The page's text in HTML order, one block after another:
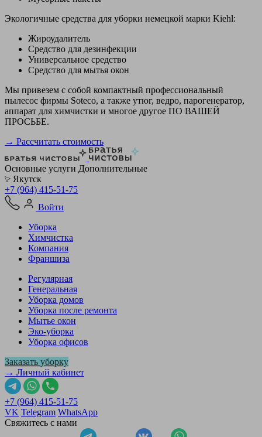
Экологичные средства для уборки немецкой марки Kiehl:
Жироудалитель
Средство для дезинфекции
Универсальное средство
Средство для мытья окон
Мы привезем с собой компактный профессиональный
пылесос фирмы Soteco, а также утюг, ведро, парогенератор,
аппарат для химчистки и многое другое ПО ВАШЕЙ
ПРОСЬБЕ.
→ Рассчитать стоимость
Основные услуги Дополнительные
Якутск
+7 (964) 415-51-75
Войти
Уборка
Химчистка
Компания
Франшиза
Регулярная
Генеральная
Уборка домов
Уборка после ремонта
Мытье окон
Эко-уборка
Уборка офисов
Заказать уборку
→ Личный кабинет
+7 (964) 415-51-75
VK Telegram WhatsApp
Свяжитесь с нами